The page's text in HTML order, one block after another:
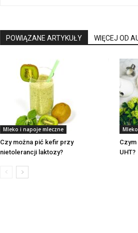
POWIĄZANE ARTYKUŁY WIĘCEJ OD
Mleko i napoje mleczne
Czy można pić kefir przy
nietolerancji laktozy?
UHT?